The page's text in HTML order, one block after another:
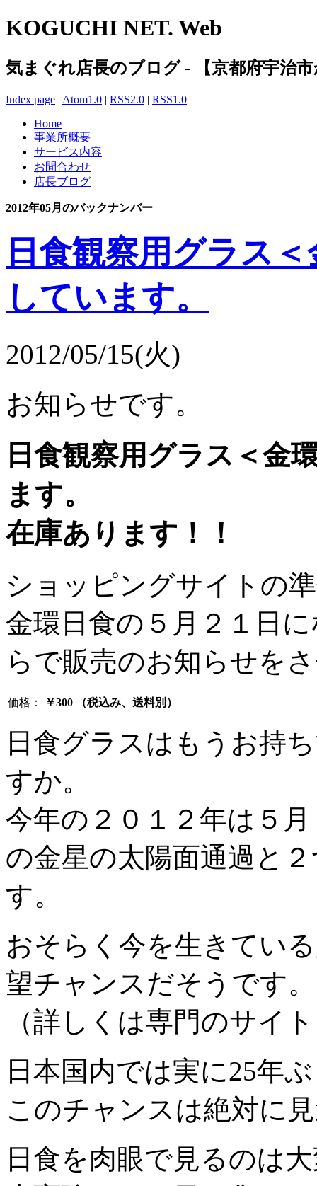
KOGUCHI NET. Web
気まぐれ店長のブログ - 【京都府宇治
Index page | Atom1.0 | RSS2.0 | RSS1.0
Home
事業所概要
サービス内容
お問合わせ
店長ブログ
2012年05月のバックナンバー
日食観察用グラス
しています。
2012/05/15(火)
お知らせです。
日食観察用グラス＜金
ます。
在庫あります！！
ショッピングサイトの
金環日食の５月２１日
らで販売のお知らせを
価格： ￥300 （税込み、送料別）
日食グラスはもうお持
すか。
今年の２０１２年は５
の金星の太陽面通過と
す。
おそらく今を生きてい
望チャンスだそうです。
（詳しくは専門のサイ
日本国内では実に25年
このチャンスは絶対に
日食を肉眼で見るのは